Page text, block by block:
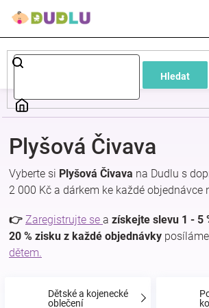
Hledat
Dětské
a
oblečení
a
Plyšová Čivava
Vyberte si Plyšová Čivava na Dudlu s
2 000 Kč a dárkem ke každé objednávce
👉 Zaregistrujte se a získejte slevu 1 - 5
20 % zisku z každé objednávky
dětem.
Dětské a kojenecké
oblečení